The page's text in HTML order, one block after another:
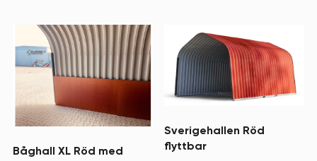
Båghall XL Röd med
Sverigehallen Röd
flyttbar